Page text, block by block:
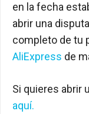
en la fecha
abrir una
completo de tu
AliExpress de
Si quieres abrir
aquí.